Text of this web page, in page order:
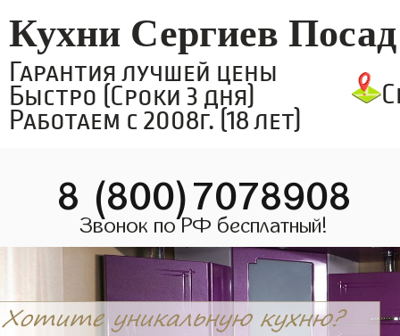
Кухни Сергиев Посад
Гарантия лучшей цены
Быстро (Сроки 3 дня)
Работаем с 2008г. (18 лет)
8 (800)7078908
Звонок по РФ бесплатный!